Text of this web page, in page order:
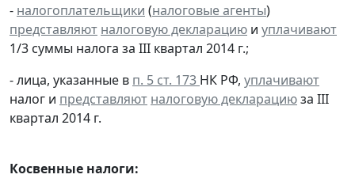
- налогоплательщики (налоговые агенты)
представляют налоговую декларацию и уплачивают
1/3 суммы налога за III квартал 2014 г.;
- лица, указанные в п. 5 ст. 173 НК РФ, уплачивают
налог и представляют налоговую декларациюза III
квартал 2014 г.
Косвенные налоги: